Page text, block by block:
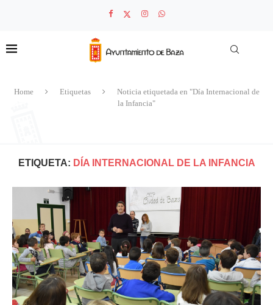
Home Etiquetas
Noticia etiquetada en "Día Internacional de
la Infancia"
ETIQUETA: DÍA INTERNACIONAL DE LA INFANCIA